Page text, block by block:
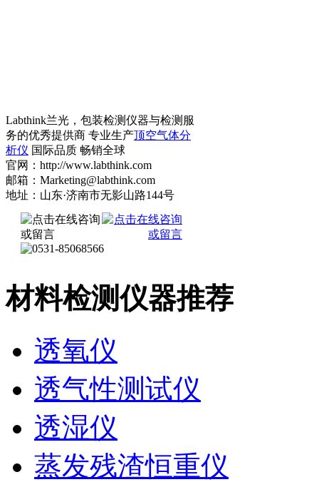
Labthink兰光，包装检测仪器与检测服
务的优秀提供商 专业生产顶空气体分
析仪 国际品质 畅销全球
官网：http://www.labthink.com
邮箱：Marketing@labthink.com
地址：山东·济南市无影山路144号
材料检测仪器推荐
透氧仪
透气性测试仪
透湿仪
蒸发残渣恒重仪